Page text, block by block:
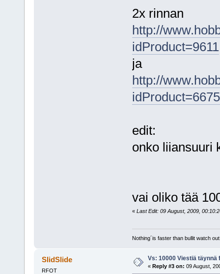
2x rinnan
http://
idProduct=9611
ja
http://
idProduct=6675
edit:
onko liiansuuri
vai oliko tää
« Last Edit: 09 August, 2009,
Nothing´is faster than bullit watch out
SlidSlide
RFOT
Vs: 10000 Viestiä täynnä
« Reply #3 on: 09 August,